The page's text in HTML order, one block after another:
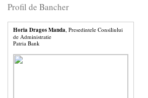
Profil de Bancher
Horia Dragos Manda , Presedintele Consiliului
de Administratie
Patria Bank